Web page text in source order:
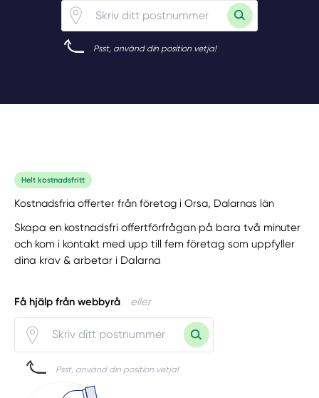
Psst, använd din position vetja!
Helt kostnadsfritt
Kostnadsfria offerter från företag i Orsa, Dalarnas län
Skapa en kostnadsfri offertförfrågan på bara två minuter
och kom i kontakt med upp till fem företag som uppfyller
dina krav & arbetar i Dalarna
Få hjälp från webbyrå eller
Psst, använd din position vetja!